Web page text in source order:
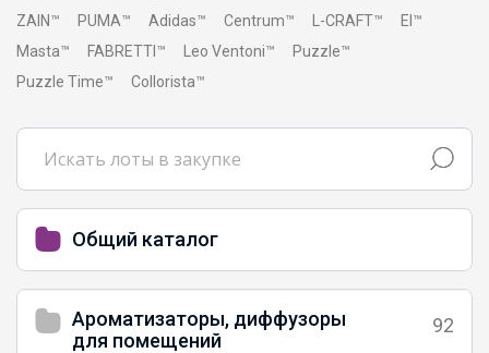
Общий каталог
Ароматизаторы, диффузоры
для помещений
92
ZAIN™
PUMA™ Adidas™ Centrum™ L-CRAFT™
El™
Masta™
FABRETTI™ Leo Ventoni™
Puzzle™
Puzzle Time™
Collorista™